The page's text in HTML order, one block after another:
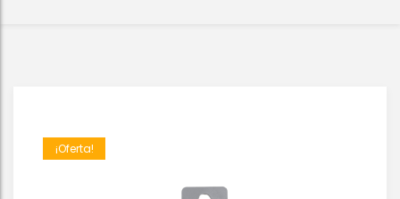
¡Oferta!